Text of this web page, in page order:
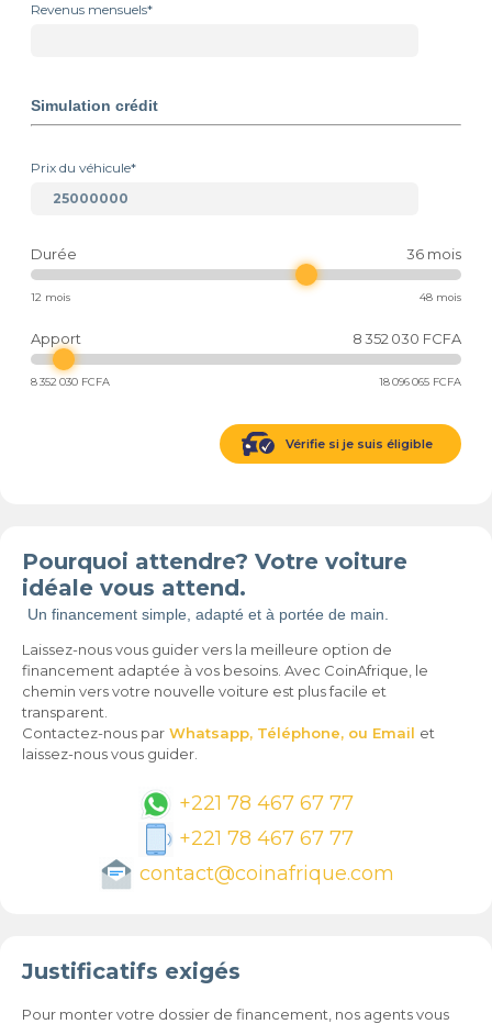
Revenus mensuels*
Simulation crédit
Prix du véhicule*
Durée 36 mois
12 mois 48 mois
Apport 8 352 030 FCFA
8 352 030 FCFA 18 096 065 FCFA
Vérifie si je suis éligible
Pourquoi attendre? Votre voiture
idéale vous attend.
Un financement simple, adapté et à portée de main.
Laissez-nous vous guider vers la meilleure option de
financement adaptée à vos besoins. Avec CoinAfrique, le
chemin vers votre nouvelle voiture est plus facile et
transparent.
Contactez-nous par Whatsapp, Téléphone, ou Email et
laissez-nous vous guider.
+221 78 467 67 77
+221 78 467 67 77
contact@coinafrique.com
Justificatifs exigés
Pour monter votre dossier de financement, nos agents vous